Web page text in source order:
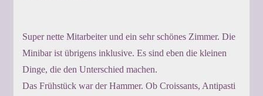
Super nette Mitarbeiter und ein sehr schönes Zimmer. Die
Minibar ist übrigens inklusive. Es sind eben die kleinen
Dinge, die den Unterschied machen.
Das Frühstück war der Hammer. Ob Croissants, Antipasti